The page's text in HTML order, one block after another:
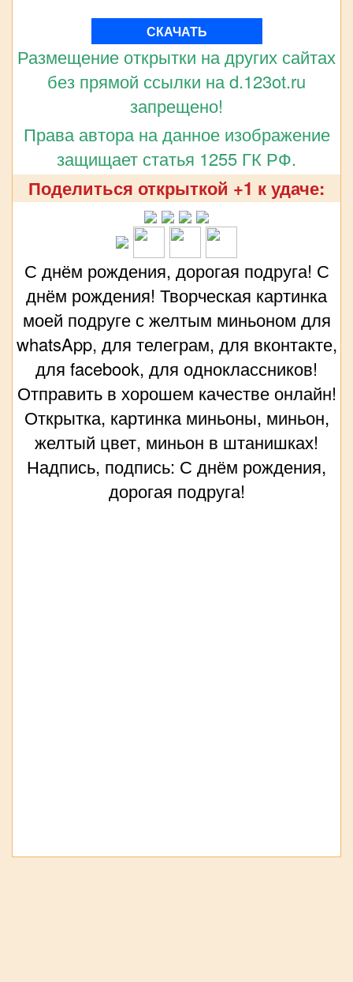
СКАЧАТЬ
Размещение открытки на других сайтах
без прямой ссылки на d.123ot.ru
запрещено!
Права автора на данное изображение
защищает статья 1255 ГК РФ.
Поделиться открыткой +1 к удаче:
С днём рождения, дорогая подруга! С
днём рождения! Творческая картинка
моей подруге с желтым миньоном для
whatsApp, для телеграм, для вконтакте,
для facebook, для одноклассников!
Отправить в хорошем качестве онлайн!
Открытка, картинка миньоны, миньон,
желтый цвет, миньон в штанишках!
Надпись, подпись: С днём рождения,
дорогая подруга!